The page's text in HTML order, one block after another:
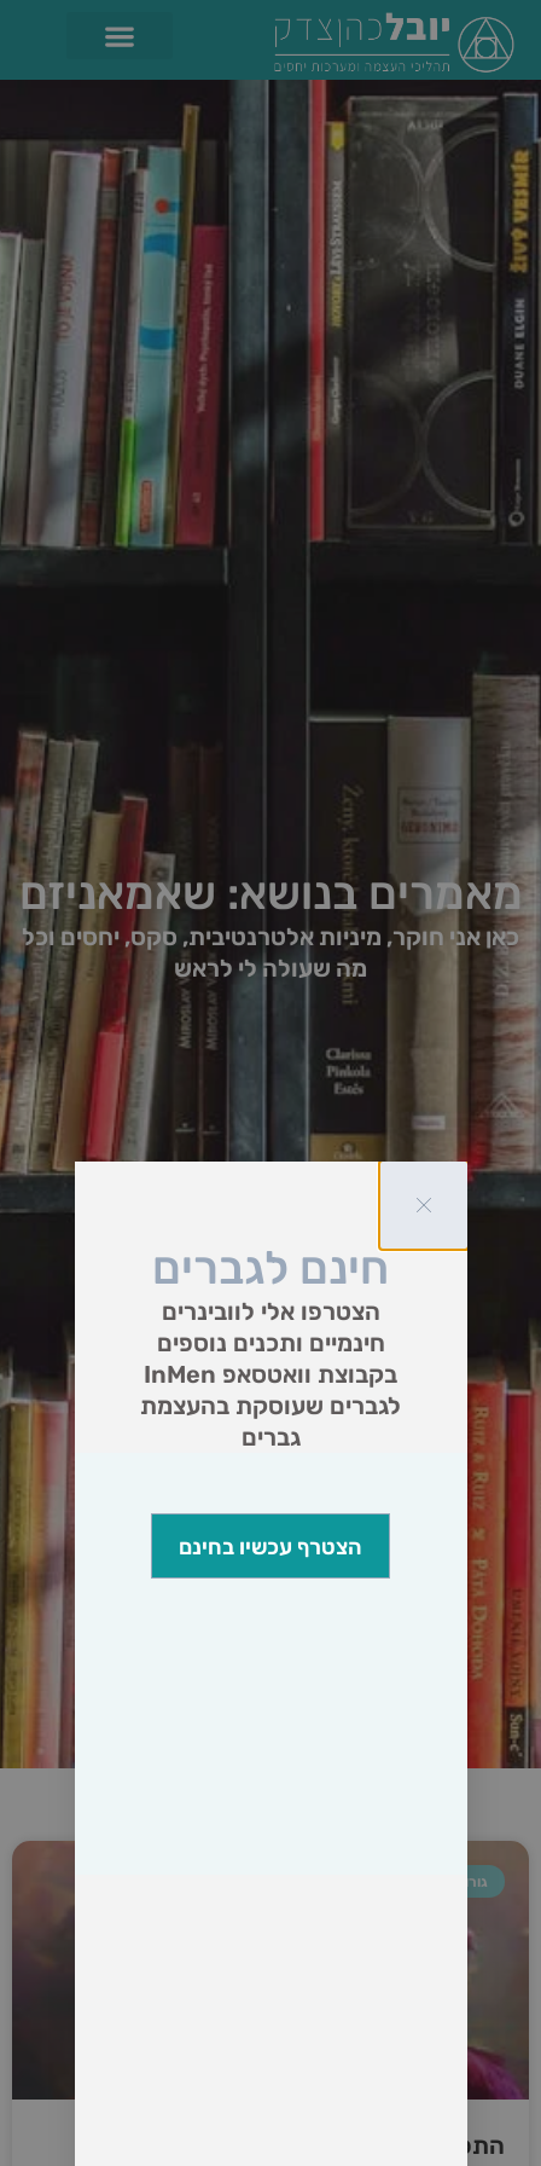
מאמרים בנושא: שאמאניזם
כאן אני חוקר, מיניות אלטרנטיבית, סקס, יחסים וכל
מה שעולה לי לראש
גורו
התפקיד של מטפל
חינם לגברים
הצטרפו אלי לוובינרים
חינמיים ותכנים נוספים
בקבוצת וואטסאפ InMen
לגברים שעוסקת בהעצמת
גברים
הצטרף עכשיו בחינם